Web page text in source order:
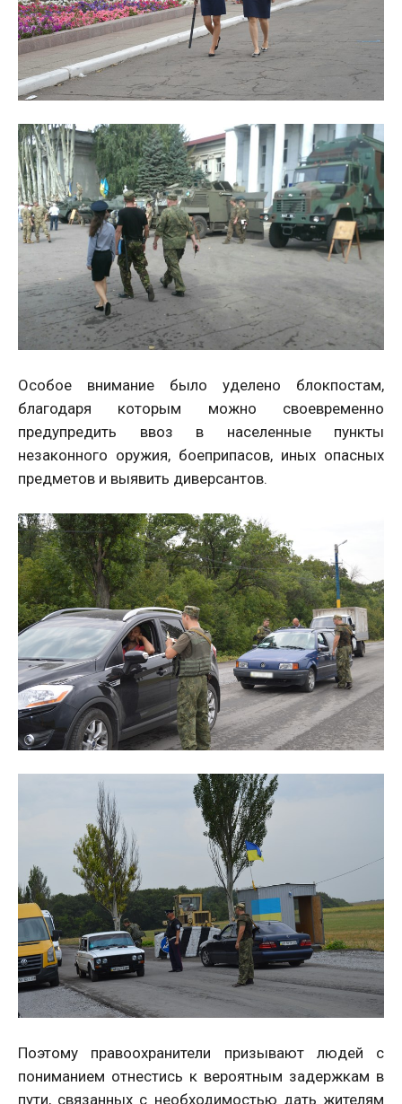
Особое внимание было уделено блокпостам,
благодаря которым можно своевременно
предупредить ввоз в населенные пункты
незаконного оружия, боеприпасов, иных опасных
предметов и выявить диверсантов.
Поэтому правоохранители призывают людей с
пониманием отнестись к вероятным задержкам в
пути, связанных с необходимостью дать жителям